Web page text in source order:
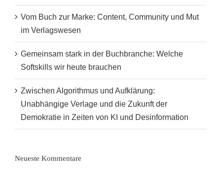
Vom Buch zur Marke: Content, Community und Mut
im Verlagswesen
Gemeinsam stark in der Buchbranche: Welche
Softskills wir heute brauchen
Zwischen Algorithmus und Aufklärung:
Unabhängige Verlage und die Zukunft der
Demokratie in Zeiten von KI und Desinformation
Neueste Kommentare